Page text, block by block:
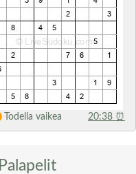
Todella vaikea 20:38 ⏰
Palapelit